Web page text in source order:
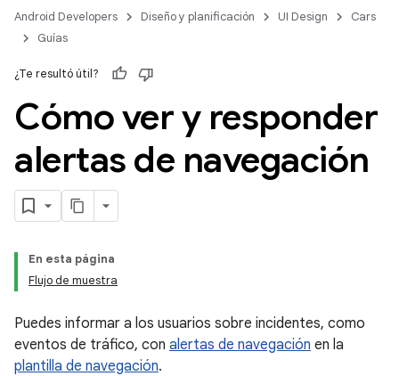
Android Developers Diseño y planificación UI Design
Cars
Guías
¿Te resultó útil?
Cómo ver y responder
alertas de navegación
En esta página
Flujo de muestra
Puedes informar a los usuarios sobre incidentes, como
eventos de tráfico, con alertas de navegación en la
plantilla de navegación.